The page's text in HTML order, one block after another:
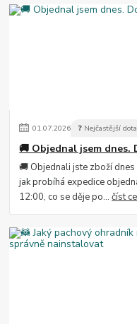
01.07.2026 ❓ Nejčastější
🚚 Objednal jsem dnes.
🚚 Objednali jste zboží
jak probíhá expedice
12:00, co se děje po...číst